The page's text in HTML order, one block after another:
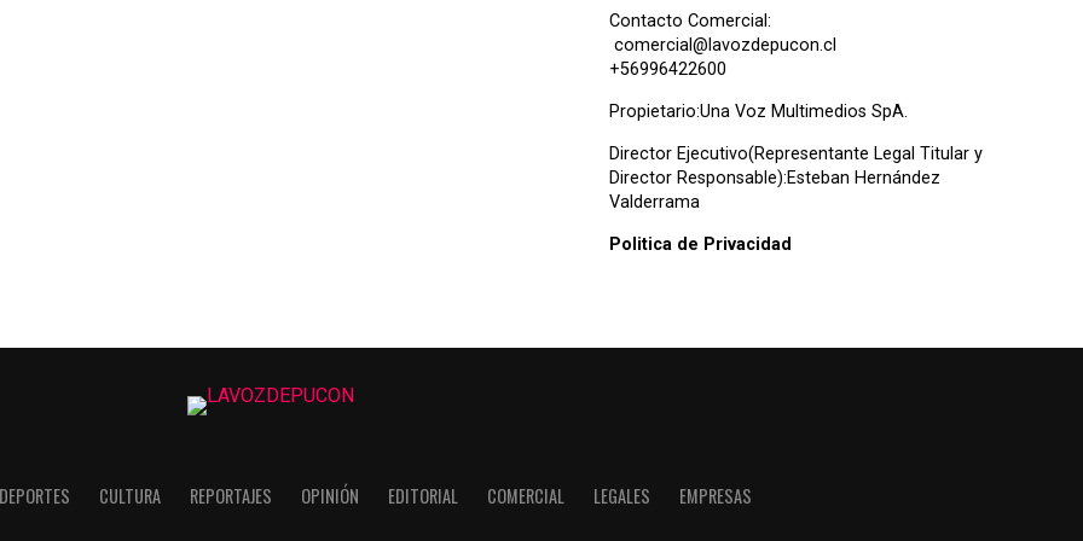
Contacto Comercial:
comercial@lavozdepucon.cl
+56996422600
Propietario:Una Voz Multimedios SpA.
Director Ejecutivo(Representante Legal Titular y
Director Responsable):Esteban Hernández
Valderrama
Politica de Privacidad
DEPORTES CULTURA REPORTAJES OPINIÓN EDITORIAL COMERCIAL LEGALES EMPRESAS